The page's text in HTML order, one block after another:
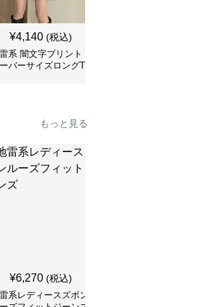
¥4,140 (税込)
系 闇文字プリント
バーサイズロングT
もっと見る
¥6,270 (税込)
系レディースズボン